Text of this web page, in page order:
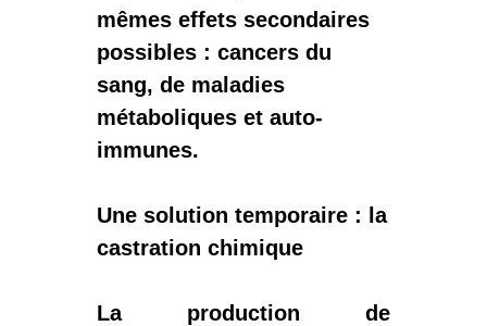
mêmes effets secondaires
possibles : cancers du
sang, de maladies
métaboliques et auto-
immunes.
Une solution temporaire : la
castration chimique
La production de